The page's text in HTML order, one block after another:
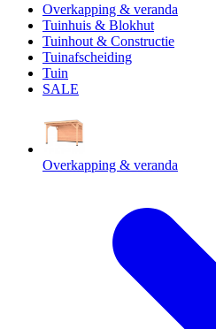
Overkapping & veranda
Tuinhuis & Blokhut
Tuinhout & Constructie
Tuinafscheiding
Tuin
SALE
Overkapping & veranda